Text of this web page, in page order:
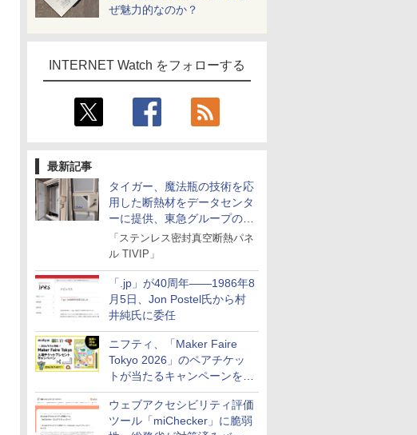
ぜ魅力的なのか？
INTERNET Watch をフォローする
最新記事
タイガー、魔法瓶の技術を応
用した断熱材をデータセンタ
ーに提供、東急グループの実
証実験で
「ステンレス密封真空断熱パネ
ル TIVIP」
「.jp」が40周年――1986年8
月5日、Jon Postel氏から村
井純氏に委任
ニフティ、「Maker Faire
Tokyo 2026」のペアチケッ
トが当たるキャンペーンをX
で実施。8月16日まで
ウェブアクセシビリティ評価
ツール「miChecker」に脆弱